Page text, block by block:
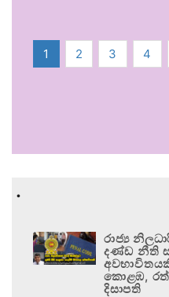
1 2 3 4
.
රාජ්‍ය
දණ්ඩ නීති
කොළඹ,
දිසාපති